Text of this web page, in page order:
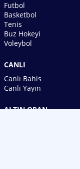
Futbol
Basketbol
Tenis
Buz Hokeyi
Voleybol
CANLI
Canlı Bahis
Canlı Yayın
ALTIN ORAN